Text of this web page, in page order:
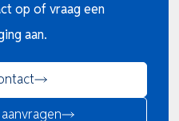
op of vraag een
aan.